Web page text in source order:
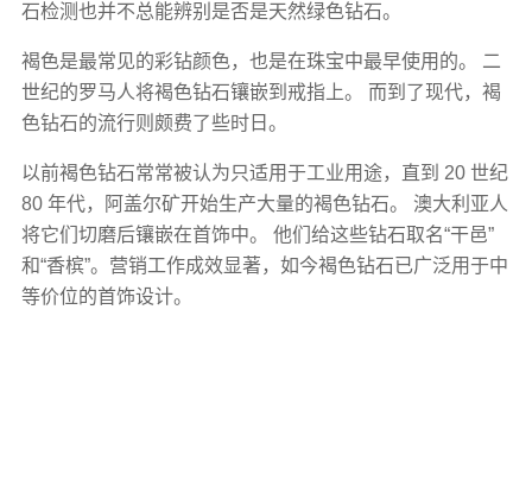
石检测也并不总能辨别是否是天然绿色钻石。
褐色是最常见的彩钻颜色，也是在珠宝中最早使用的。 二
世纪的罗马人将褐色钻石镶嵌到戒指上。 而到了现代，褐
色钻石的流行则颇费了些时日。
以前褐色钻石常常被认为只适用于工业用途，直到 20 世纪
80 年代，阿盖尔矿开始生产大量的褐色钻石。 澳大利亚人
将它们切磨后镶嵌在首饰中。 他们给这些钻石取名“干邑”
和“香槟”。营销工作成效显著，如今褐色钻石已广泛用于中
等价位的首饰设计。